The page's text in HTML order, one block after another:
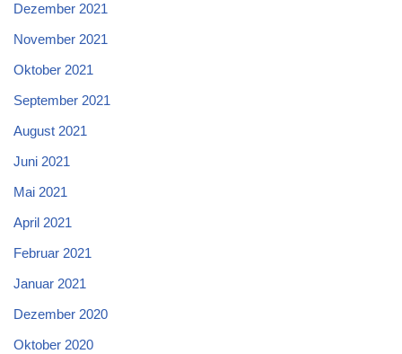
Dezember 2021
November 2021
Oktober 2021
September 2021
August 2021
Juni 2021
Mai 2021
April 2021
Februar 2021
Januar 2021
Dezember 2020
Oktober 2020